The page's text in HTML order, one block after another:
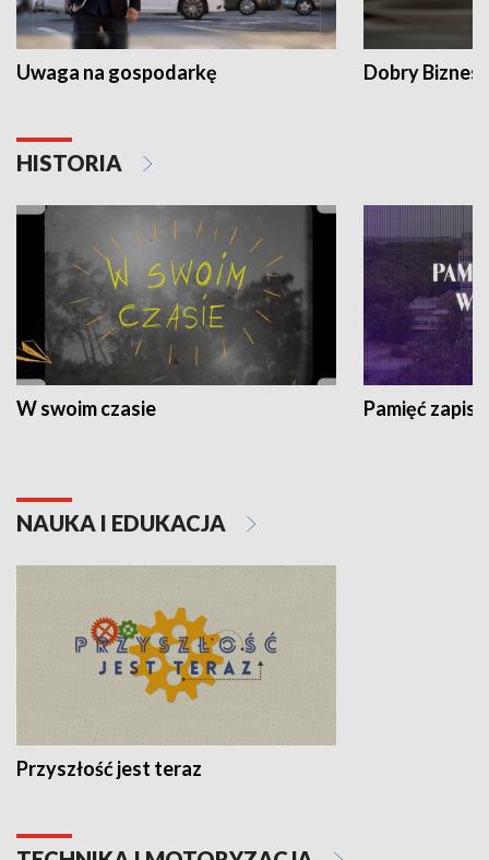
Uwaga na gospodarkę Dobry Biznes
HISTORIA
W swoim czasie Pamięć
NAUKA I EDUKACJA
Przyszłość jest teraz